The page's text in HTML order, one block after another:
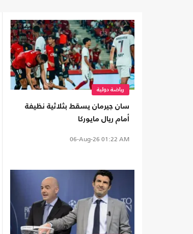
رياضة دولية
سان جيرمان يسقط بثلاثية نظيفة
أمام ريال مايوركا
06-Aug-26 01:22 AM